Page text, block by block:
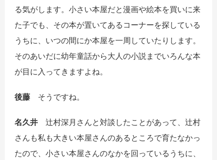
る気がします。小さい本屋だと漫画や絵本を買いに来
た子でも、その本が置いてあるコーナーを探している
うちに、いつの間にか本屋を一周していたりします。
そのあいだに幼年童話から大人の小説までいろんな本
が目に入ってきますよね。
後藤 そうですね。
名久井 辻村深月さんと対談したことがあって、辻村
さんも私も大きい本屋さんのあるところで育たなかっ
たので、小さい本屋さんのなかを回っているうちに、